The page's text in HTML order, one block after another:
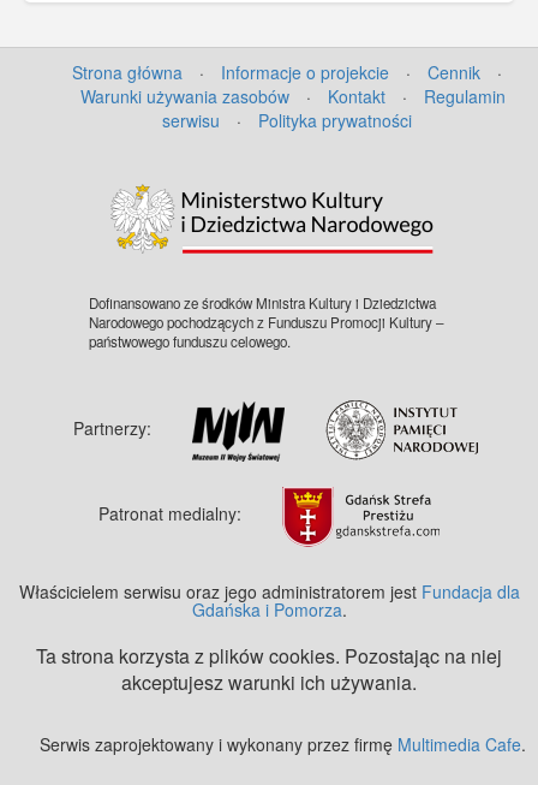
Strona główna · Informacje o projekcie · Cennik
·
Warunki używania zasobów
· Kontakt ·
Regulamin
serwisu
· Polityka prywatności
Dofinansowano ze środków Ministra Kultury i Dziedzictwa
Narodowego pochodzących z Funduszu Promocji Kultury –
państwowego funduszu celowego.
Partnerzy:
Patronat medialny:
Właścicielem serwisu oraz jego administratorem jest Fundacja dla
Gdańska i Pomorza.
Ta strona korzysta z plików cookies. Pozostając na niej
akceptujesz warunki ich używania.
Serwis zaprojektowany i wykonany przez firmę Multimedia Cafe.